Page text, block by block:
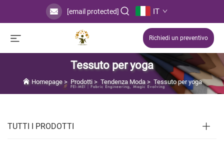
[email protected] IT
Richiedi un preventivo
Tessuto per yoga
Homepage> Prodotti> Tendenza Moda> Tessuto per yoga
TUTTI I PRODOTTI